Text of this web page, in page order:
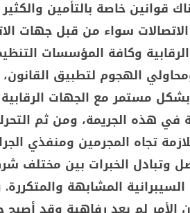
قوانين خاصة بالتأمين والكثير
سواء من قبل جهات
وكافة المؤسسات
الهجوم لتطبيق القانون،
مستمر مع الجهات
في هذه الجريمة، ومن ثم
تجاه المجرمين ومنفذي
وتبادل الخبرات بين مختلف
السيبرانية المشابهة